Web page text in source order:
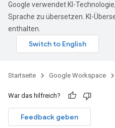
Google verwendet KI-
Sprache zu übersetzen. KI-
enthalten.
Startseite Google Workspace
War das hilfreich?
Feedback geben